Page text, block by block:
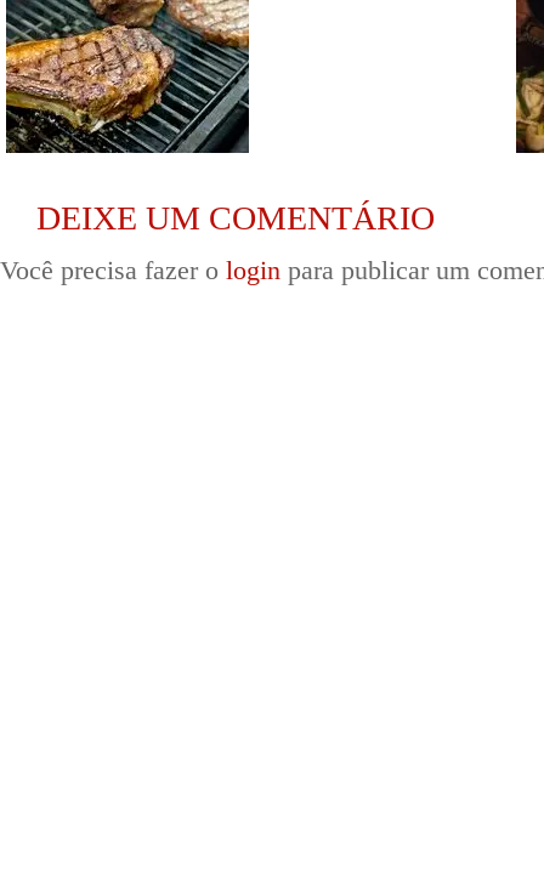
DEIXE UM COMENTÁRIO
Você precisa fazer o login para publicar um